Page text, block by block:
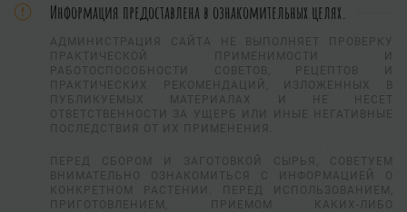
Информация предоставлена в ознакомительных целях.
АДМИНИСТРАЦИЯ САЙТА НЕ ВЫПОЛНЯЕТ ПРОВЕРКУ
ПРАКТИЧЕСКОЙ ПРИМЕНИМОСТИ И
РАБОТОСПОСОБНОСТИ СОВЕТОВ, РЕЦЕПТОВ И
ПРАКТИЧЕСКИХ РЕКОМЕНДАЦИЙ, ИЗЛОЖЕННЫХ В
ПУБЛИКУЕМЫХ МАТЕРИАЛАХ И НЕ НЕСЕТ
ОТВЕТСТВЕННОСТИ ЗА УЩЕРБ ИЛИ ИНЫЕ НЕГАТИВНЫЕ
ПОСЛЕДСТВИЯ ОТ ИХ ПРИМЕНЕНИЯ.
ПЕРЕД СБОРОМ И ЗАГОТОВКОЙ СЫРЬЯ, СОВЕТУЕМ
ВНИМАТЕЛЬНО ОЗНАКОМИТЬСЯ С ИНФОРМАЦИЕЙ О
КОНКРЕТНОМ РАСТЕНИИ. ПЕРЕД ИСПОЛЬЗОВАНИЕМ,
ПРИГОТОВЛЕНИЕМ, ПРИЕМОМ КАКИХ-ЛИБО